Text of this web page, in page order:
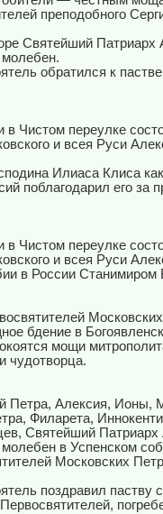
преподобного
Святейший Патриарх
обратился к
в Чистом переулке
и всея Руси
Илиаса Клиса
поблагодарил его за
в Чистом переулке
и всея Руси
в России Станимиром
бдение в
мощи
чудотворца.
Петра, Алексия, Ионы,
Филарета,
Святейший Патриарх
в Успенском
Московских
поздравил паству